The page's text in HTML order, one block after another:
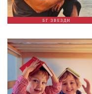
БГ ЗВЕЗДИ